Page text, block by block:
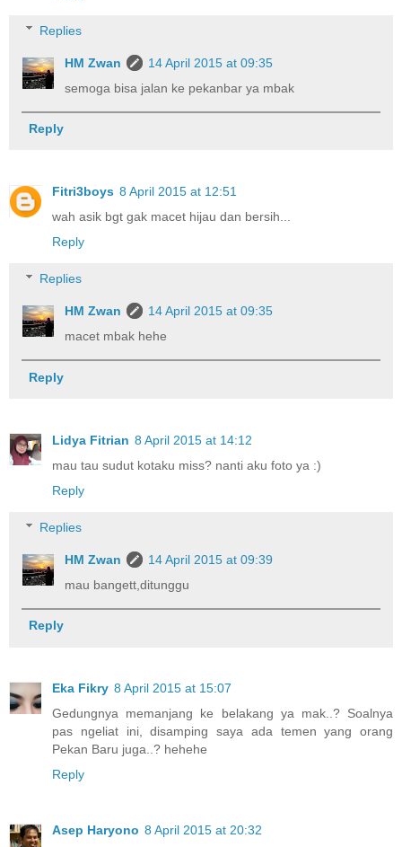
Replies
HM Zwan
14 April 2015 at 09:35
semoga bisa jalan ke pekanbar ya mbak
Reply
Fitri3boys 8 April 2015 at 12:51
wah asik bgt gak macet hijau dan bersih...
Reply
Replies
HM Zwan
14 April 2015 at 09:35
macet mbak hehe
Reply
Lidya Fitrian 8 April 2015 at 14:12
mau tau sudut kotaku miss? nanti aku foto ya :)
Reply
Replies
HM Zwan
14 April 2015 at 09:39
mau bangett,ditunggu
Reply
Eka Fikry 8 April 2015 at 15:07
Gedungnya memanjang ke belakang ya mak..? Soalnya
pas ngeliat ini, disamping saya ada temen yang orang
Pekan Baru juga..? hehehe
Reply
Asep Haryono 8 April 2015 at 20:32